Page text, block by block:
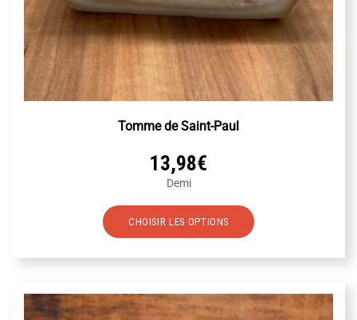
Tomme de Saint-Paul
13,98€
Demi
CHOISIR LES OPTIONS
Ce
variations.
Les